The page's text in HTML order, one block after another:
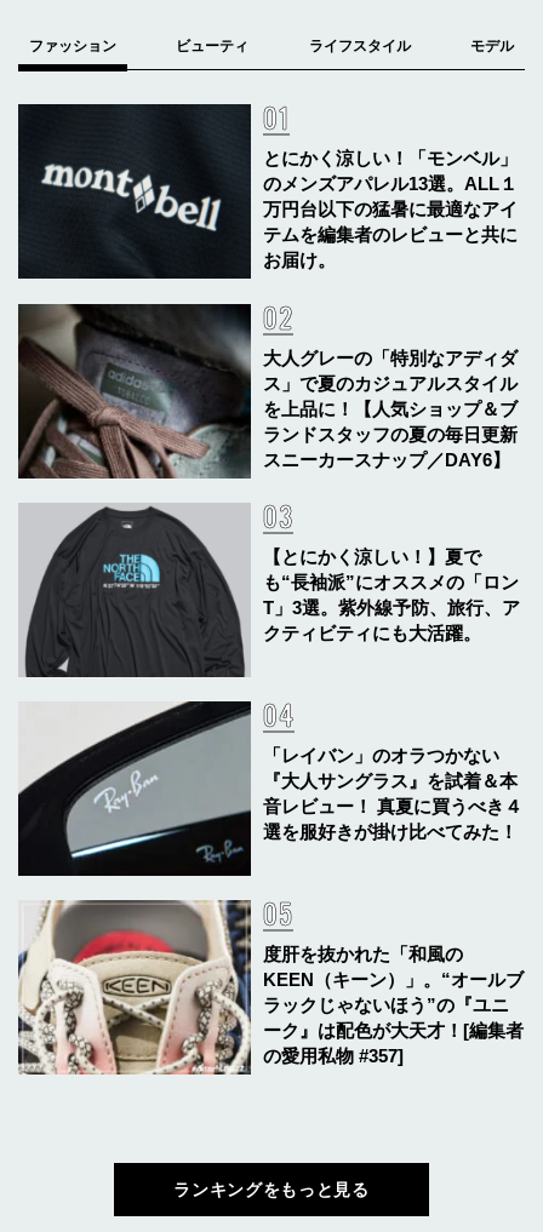
とにかく涼しい！「モンベル」
のメンズアパレル13選。ALL１
万円台以下の猛暑に最適なアイ
テムを編集者のレビューと共に
お届け。
大人グレーの「特別なアディダ
ス」で夏のカジュアルスタイル
を上品に！【人気ショップ＆ブ
ランドスタッフの夏の毎日更新
スニーカースナップ／DAY6】
【とにかく涼しい！】夏で
も“長袖派”にオススメの「ロン
T」3選。紫外線予防、旅行、ア
クティビティにも大活躍。
「レイバン」のオラつかない
『大人サングラス』を試着＆本
音レビュー！ 真夏に買うべき４
選を服好きが掛け比べてみた！
度肝を抜かれた「和風の
KEEN（キーン）」。“オールブ
ラックじゃないほう”の『ユニ
ーク』は配色が大天才！[編集者
の愛用私物 #357]
ランキングをもっと見る